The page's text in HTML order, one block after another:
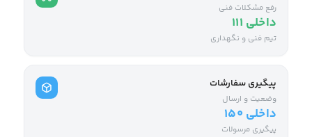
رفع مشکلات فنی
داخلی ۱۱۱
تیم فنی و نگهداری
پیگیری سفارشات
وضعیت و ارسال
داخلی ۱۵۰
پیگیری مرسولات